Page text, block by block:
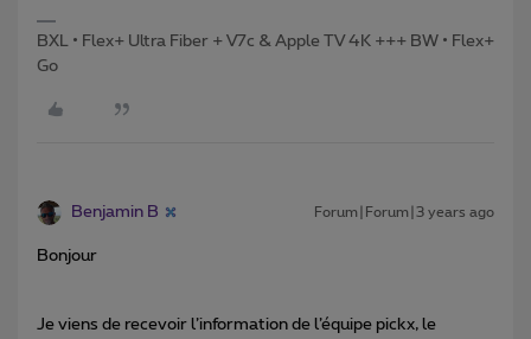
BXL • Flex+ Ultra Fiber + V7c & Apple TV 4K +++ BW • Flex+
Go
Benjamin B Forum|Forum|3 years ago
Bonjour
Je viens de recevoir l’information de l’équipe pickx, le